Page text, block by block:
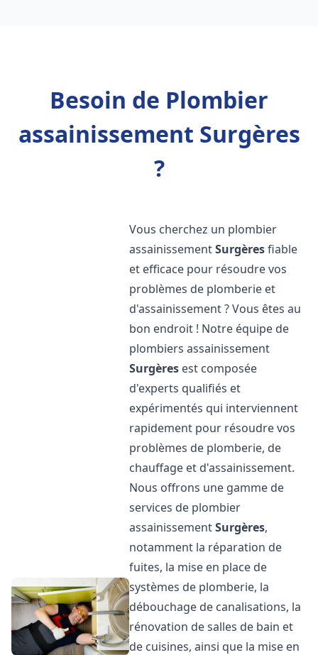
Besoin de Plombier
assainissement Surgères
?
Vous cherchez un plombier
assainissementSurgèresfiable
et efficace pour résoudre vos
problèmes de plomberie et
d'assainissement ? Vous êtes au
bon endroit ! Notre équipe de
plombiers assainissement
Surgères est composée
d'experts qualifiés et
expérimentés qui interviennent
rapidement pour résoudre vos
problèmes de plomberie, de
chauffage et d'assainissement.
Nous offrons une gamme de
services de plombier
assainissementSurgères,
notamment la réparation de
fuites, la mise en place de
systèmes de plomberie, la
débouchage de canalisations, la
rénovation de salles de bain et
de cuisines, ainsi que la mise en